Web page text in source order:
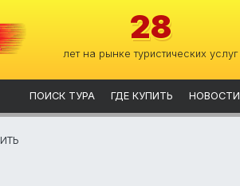
28
лет на рынке туристических услуг
ПОИСК ТУРА ГДЕ КУПИТЬ НОВОСТИ